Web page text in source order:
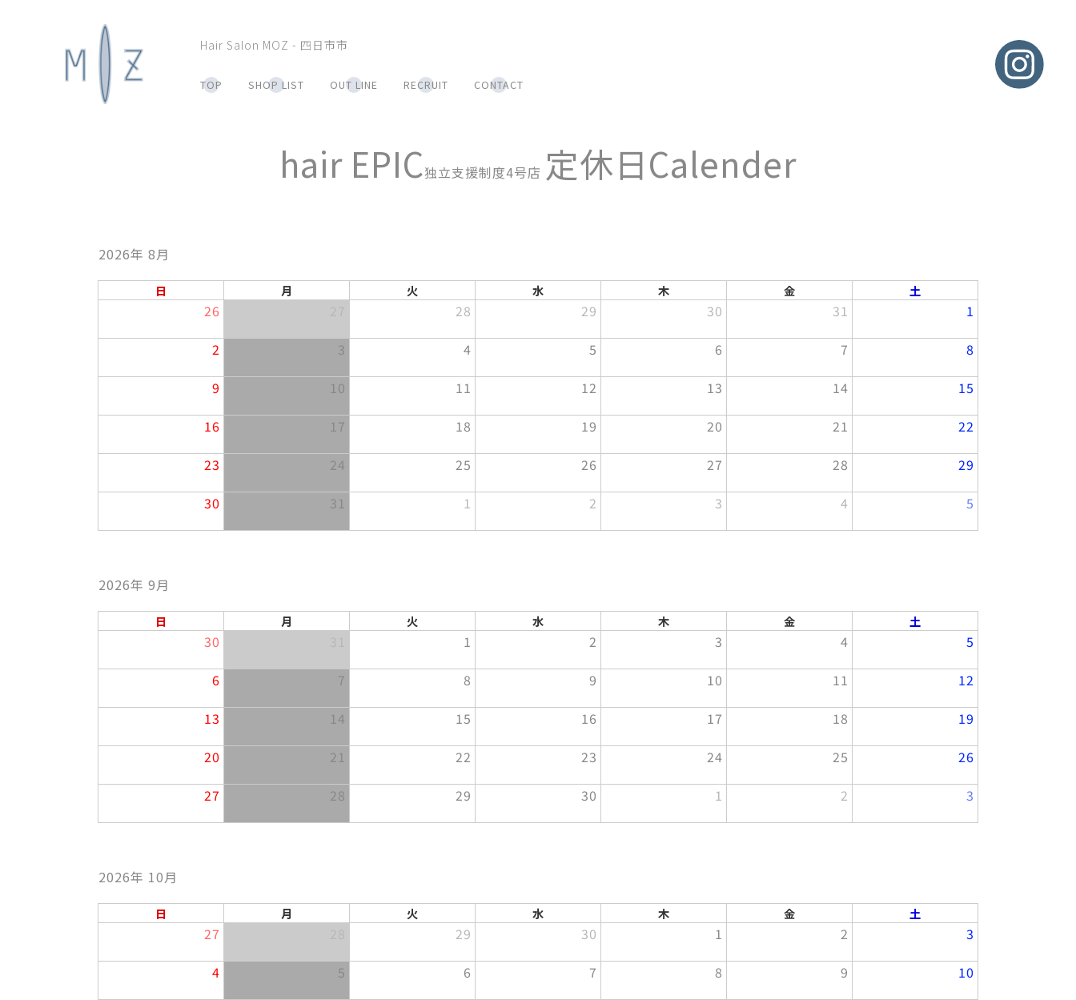
Hair Salon MOZ - 四日市市
TOP SHOP LIST OUT LINE RECRUIT CONTACT
hair EPIC独立支援制度4号店 定休日Calender
2026年 8月
日 月 火 水 木 金 土
26 28 29 30 31
1
2
3 4 5 6 7
8
9
10 11 12 13 14
15
16
17 18 19 20 21
22
23
24 25 26 27 28
29
30
31 1 2 3 4 5
2026年 9月
日 月 火 水 木 金 土
30 1 2 3 4
5
6
7 8 9 10 11
12
13
14 15 16 17 18
19
20
21 22 23 24 25
26
27
28 29 30 1 2 3
2026年 10月
日 月 火 水 木 金 土
27 29 30 1 2
3
4
5 6 7 8 9
10